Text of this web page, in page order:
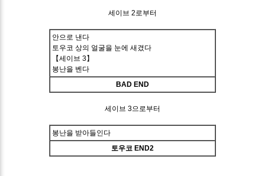
세이브 2로부터
안으로 낸다
토우코 상의 얼굴을 눈에 새겼다
【세이브 3】
봉난을 벤다
BAD END
세이브 3으로부터
봉난을 받아들인다
토우코 END2